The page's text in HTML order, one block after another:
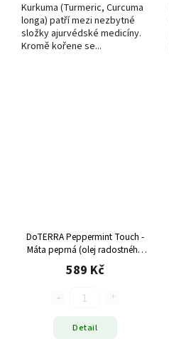
Kurkuma (Turmeric, Curcuma
longa) patří mezi nezbytné
složky ajurvédské medicíny.
Kromě kořene se...
DoTERRA Peppermint Touch -
Máta peprná (olej radostného
srdce), 10 ml
589 Kč
Detail